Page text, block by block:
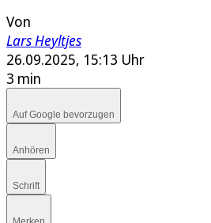
Von
Lars Heyltjes
26.09.2025, 15:13 Uhr
3 min
Auf Google bevorzugen
Anhören
Schrift